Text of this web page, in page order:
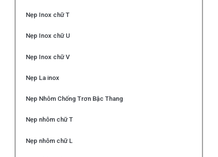
Nẹp Inox chữ T
Nẹp Inox chữ U
Nẹp Inox chữ V
Nẹp La inox
Nẹp Nhôm Chống Trơn Bậc Thang
Nẹp nhôm chữ T
Nẹp nhôm chữ L